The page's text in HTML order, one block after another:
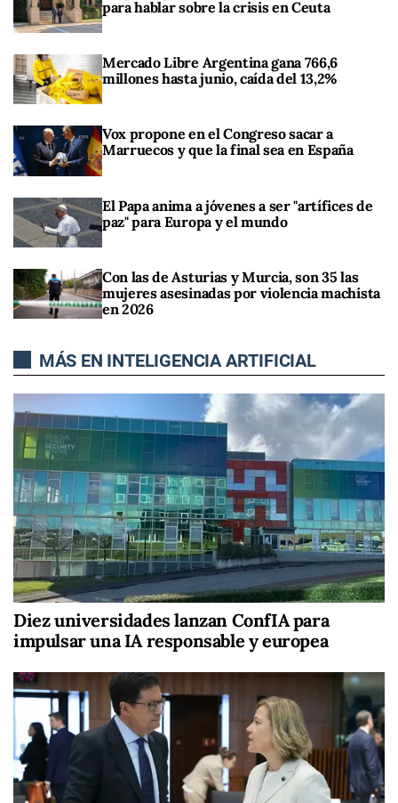
para hablar sobre la crisis en Ceuta
Mercado Libre Argentina gana 766,6
millones hasta junio, caída del 13,2%
Vox propone en el Congreso sacar a
Marruecos y que la final sea en España
El Papa anima a jóvenes a ser "artífices de
paz" para Europa y el mundo
Con las de Asturias y Murcia, son 35 las
mujeres asesinadas por violencia machista
en 2026
MÁS EN INTELIGENCIA ARTIFICIAL
Diez universidades lanzan ConfIA para
impulsar una IA responsable y europea